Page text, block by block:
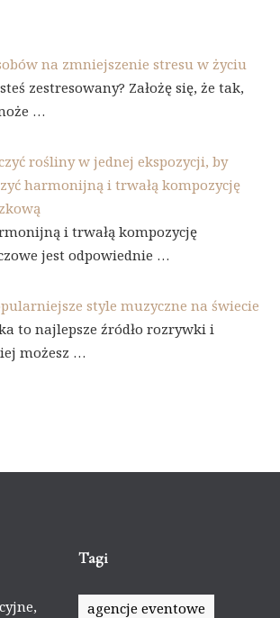
na zmniejszenie stresu w życiu
zestresowany? Założę się, że tak,
…
rośliny w jednej ekspozycji, by
harmonijną i trwałą kompozycję
i trwałą kompozycję
jest odpowiednie …
style muzyczne na świecie
to najlepsze źródło rozrywki i
możesz …
Tagi
agencje eventowe